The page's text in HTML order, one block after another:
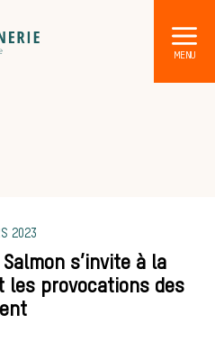
DÉCOUVRIR LA CHASSE À COURRE
Les acteurs de la vènerie
2023
s’invite à la
les provocations des